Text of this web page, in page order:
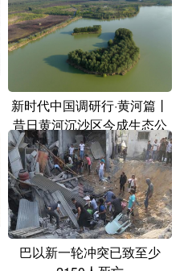
新时代中国调研行·黄河篇丨
昔日黄河沉沙区今成生态公
园
巴以新一轮冲突已致至少